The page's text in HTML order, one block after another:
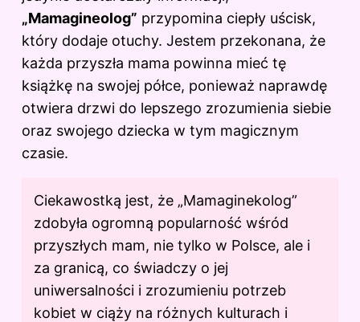
„Mamagineolog” przypomina ciepły uścisk,
który dodaje otuchy. Jestem przekonana, że
każda przyszła mama powinna mieć tę
książkę na swojej półce, ponieważ naprawdę
otwiera drzwi do lepszego zrozumienia siebie
oraz swojego dziecka w tym magicznym
czasie.
Ciekawostką jest, że „Mamaginekolog”
zdobyła ogromną popularność wśród
przyszłych mam, nie tylko w Polsce, ale i
za granicą, co świadczy o jej
uniwersalności i zrozumieniu potrzeb
kobiet w ciąży na różnych kulturach i